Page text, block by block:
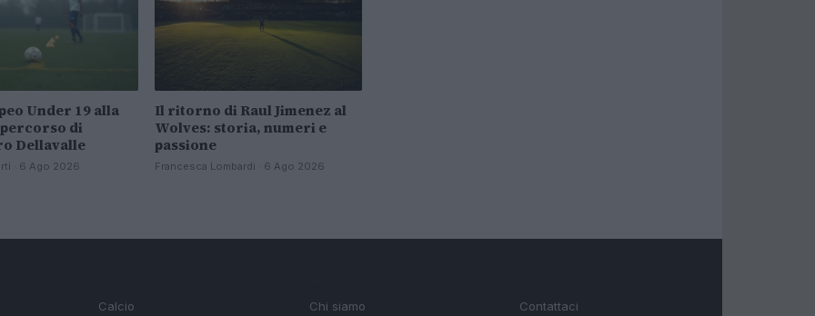
Under 19 alla
di
Dellavalle
· 6 Ago 2026
Il ritorno di Raul Jimenez al
Wolves: storia, numeri e
passione
Francesca Lombardi · 6 Ago 2026
Calcio
Chi siamo
Contattaci